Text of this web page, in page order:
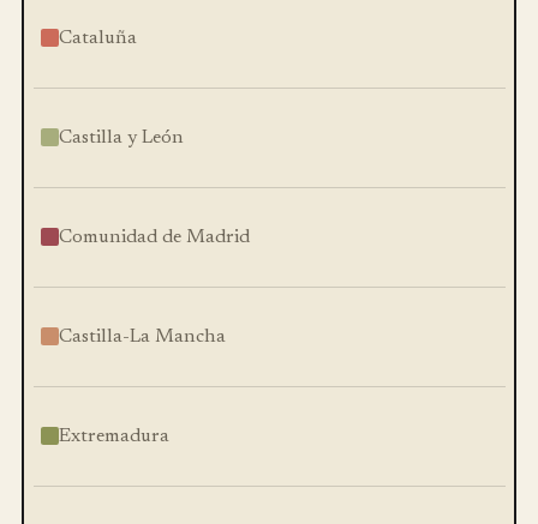
Cataluña
Castilla y León
Comunidad de Madrid
Castilla-La Mancha
Extremadura